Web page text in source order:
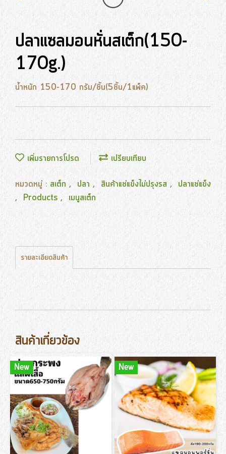
ปลาแซลมอนหั่นสเต็ก(150-
170g.)
น้ำหนัก 150-170 กรัม/ชิ้น(5ชิ้น/1แพ็ค)
เพิ่มรายการโปรด เปรียบเทียบ
หมวดหมู่ : สเต็ก , ปลา , สินค้าแช่แข็งไม่ปรุงรส , ปลาแช่แข็ง
, Products , เมนูสเต็ก
รายละเอียดสินค้า
สินค้าเกี่ยวข้อง
New New